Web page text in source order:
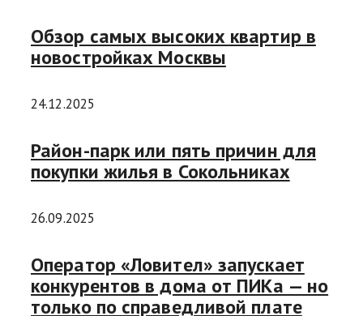
Обзор самых высоких квартир в
новостройках Москвы
24.12.2025
Район-парк или пять причин для
покупки жилья в Сокольниках
26.09.2025
Оператор «Ловител» запускает
конкурентов в дома от ПИКа — но
только по справедливой плате